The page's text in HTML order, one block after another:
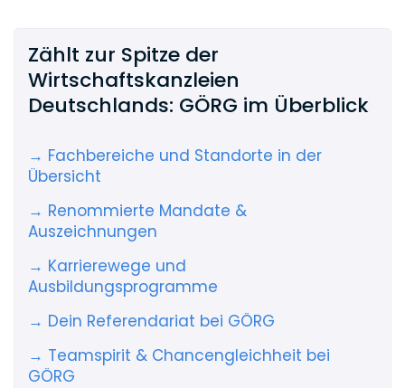
Zählt zur Spitze der
Wirtschaftskanzleien
Deutschlands: GÖRG im Überblick
→ Fachbereiche und Standorte in der
Übersicht
→ Renommierte Mandate &
Auszeichnungen
→ Karrierewege und
Ausbildungsprogramme
→ Dein Referendariat bei GÖRG
→ Teamspirit & Chancengleichheit bei
GÖRG